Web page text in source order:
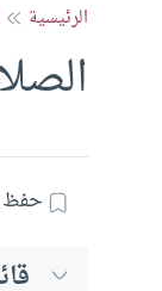
الرئيسية
حفظ